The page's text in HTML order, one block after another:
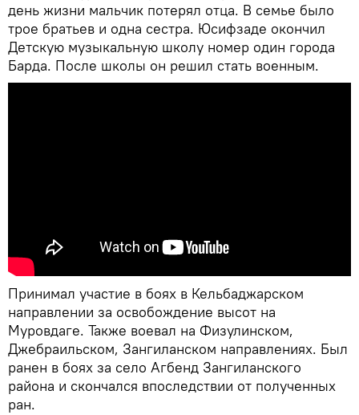
день жизни мальчик потерял отца. В семье было
трое братьев и одна сестра. Юсифзаде окончил
Детскую музыкальную школу номер один города
Барда. После школы он решил стать военным.
Принимал участие в боях в Кельбаджарском
направлении за освобождение высот на
Муровдаге. Также воевал на Физулинском,
Джебраильском, Зангиланском направлениях. Был
ранен в боях за село Агбенд Зангиланского
района и скончался впоследствии от полученных
ран.